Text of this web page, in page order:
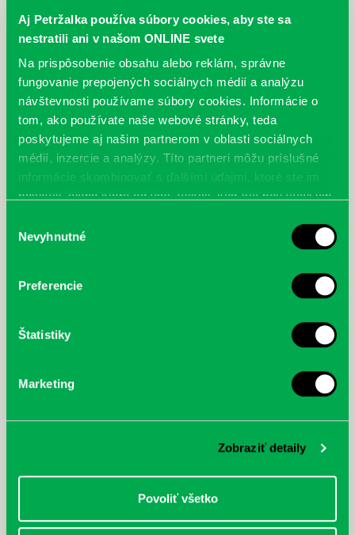
Aj Petržalka používa súbory cookies, aby ste sa
nestratili ani v našom ONLINE svete
Na prispôsobenie obsahu alebo reklám, správne
fungovanie prepojených sociálnych médií a analýzu
návštevnosti používame súbory cookies. Informácie o
tom, ako používate naše webové stránky, teda
poskytujeme aj našim partnerom v oblasti sociálnych
médií, inzercie a analýzy. Títo partneri môžu príslušné
informácie skombinovať s ďalšími údajmi, ktoré ste im
poskytli, alebo ktoré od vás získali, keď ste používali ich
súhlasu
Nevyhnutné
Preferencie
Štatistiky
Marketing
Zobraziť detaily
Povoliť všetko
cyklistu modernej doby: